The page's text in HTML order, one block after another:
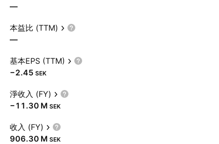
—
本益比 (TTM)
—
基本EPS (TTM)
−2.45 SEK
淨收入 (FY)
‪−11.30 M‬ SEK
收入 (FY)
‪906.30 M‬ SEK